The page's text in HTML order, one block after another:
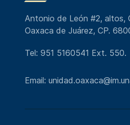
Antonio de León #2, altos,
Oaxaca de Juárez, CP.
Tel: 951 5160541 Ext. 550.
Email: